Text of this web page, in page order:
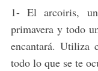
1- El arcoiris,
primavera y todo
encantará. Utiliza
todo lo que se te